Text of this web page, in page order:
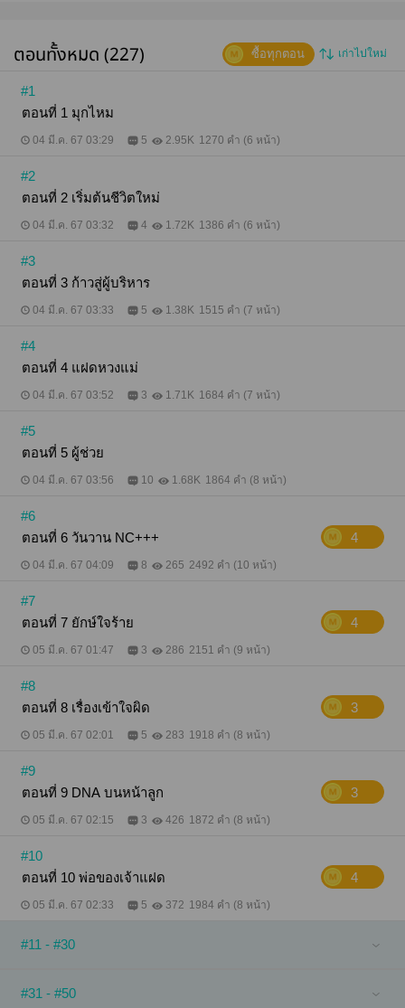
อีก เมฆกับหมอกโดนแม่มุกดุทีไร ปวดหัว เจ็บหัวทุกที”
“ใช่ๆ ยิ่งตอนถูกทำโทษไม่ให้หมอกเล่นโทรศัพท์นะ หมอก
ให้กับความช่างพูดของเด็กชายตัวน้อยทั้งสอง “คุยเยอะ
โต ส่วนหมอกนั่งข้างขวา วรามองลูกชายสลับกันไปมา
เริ่มตอบคำถาม เริ่มจากเมฆ “แม่มุกไม่ดุเยอะ” “แม่มุก
แม่มุก แต่ยักษ์ดื้อด้วยใช่ไหม ถึงโดนแม่มุกดุ” “หรือว่า
รานึกถึงเรื่องคืนนั้น คืนที่เขาซุกซนบนผิวเนื้อเนียน ดื้อดึง
ทำให้เขายิ้มออกมา “ยักษ์จะยิ้มทำไม ห้ามยิ้มตอนพูดถึง
ต้องกำลังคิดอะไรกับแม่เป็นแน่ “ที่วันนี้ยอมคุยดีกับลุง
เพราะจะมาโอ๋ลุงที่โดนแม่มุกดุงั้นเหรอ” “สงสาร เลยมา
โอ๋หรอก โอ๋วันเดียว วันอื่นไม่โอ๋” หมอกเป็นคนตอบ “นี่
เท่านั้น วันอื่นไม่ยอมให้มาจีบแม่มุกของตัวเองแล้ว
สวย “มีผู้ชายมาจีบแม่มุกเยอะเหรอ” “เยอะ แม่มุกใส่เสื้อ
ตัวเอง “ยักษ์พูดถูกใจ เมฆอยากเอานิ้วจิ้มตาให้บอดเลย”
เมฆถูกอกถูกใจ เข้ากับคนตัวโตเป็นปี่เป็นขลุ่ย เช่นเดียว
กับหมอก “หมอกก็อยากต่อยตาให้หลุดเลย ผู้ชายชอบ
ไม่ให้แม่มุกมีแฟน” เมฆกับหมอกย้ำเตือนว่าคนตัวโตก็
ห้ามมองแม่ของตัวเองเช่นกัน “ทำไมเมฆกับหมอกถึงไม่
อยากให้แม่มุกมีแฟนล่ะ” “สัญญาแล้ว” “สัญญา?” “สัญญา
ว่าจะรักกันสามคน ไม่รักคนอื่น” “รักน้าแพทได้อีกคน คน
ไกล เรียกความสนใจของเด็กน้อยไปจนหมด “กินสิ”
“หมอกเรียกรถไอติมให้ …ไอติมครับ ไอติม” หมอก
กระโดดลงจากเก้าอี้ วิ่งไปรอเรียกรถไอศกรีม “ไปเร็ว”
เดียวกัน “เมฆเอาอันนี้ ยักษ์เอาอันไหน” เมฆเลือก
ไอศกรีมแบบถ้วยรสคุกกี้แอนด์ครีม “อันนี้ครับ” วราเลือก
ไอศกรีมแบบโคนรสสตรอว์เบอร์รี่ “ชอบกินเหมือนแม่มุก
จ่ายตังค์สิ” “อ้าว ไหนบอกจะเลี้ยงกันไง” “เมฆบอกว่าจะ
เลี้ยง แต่เมฆไม่ได้บอกว่าจะจ่ายตังค์นี่ แล้วเมฆก็ไม่มี
ตังค์ด้วย” “ลุงก็ไม่มีตังค์ด้วยสิ” ด้วยรีบออกมาจากบริษัท
ทำให้วราไม่ได้หยิบกระเป๋าสตางค์ที่อยู่ในห้องทำงานมา
ตอนทั้งหมด (227) เก่าไปใหม่
ซื้อทุกตอน
#1
ตอนที่ 1 มุกไหม
04 มี.ค. 67 03:29 5 2.95K 1270 คำ (6 หน้า)
#2
ตอนที่ 2 เริ่มต้นชีวิตใหม่
04 มี.ค. 67 03:32 4 1.72K 1386 คำ (6 หน้า)
#3
ตอนที่ 3 ก้าวสู่ผู้บริหาร
04 มี.ค. 67 03:33 5 1.38K 1515 คำ (7 หน้า)
#4
ตอนที่ 4 แฝดหวงแม่
04 มี.ค. 67 03:52 3 1.71K 1684 คำ (7 หน้า)
#5
ตอนที่ 5 ผู้ช่วย
04 มี.ค. 67 03:56 10 1.68K 1864 คำ (8 หน้า)
#6
ตอนที่ 6 วันวาน NC+++
4
04 มี.ค. 67 04:09 8 265 2492 คำ (10 หน้า)
#7
ตอนที่ 7 ยักษ์ใจร้าย
4
05 มี.ค. 67 01:47 3 286 2151 คำ (9 หน้า)
#8
ตอนที่ 8 เรื่องเข้าใจผิด
3
05 มี.ค. 67 02:01 5 283 1918 คำ (8 หน้า)
#9
ตอนที่ 9 DNA บนหน้าลูก
3
05 มี.ค. 67 02:15 3 426 1872 คำ (8 หน้า)
#10
ตอนที่ 10 พ่อของเจ้าแฝด
4
05 มี.ค. 67 02:33 5 372 1984 คำ (8 หน้า)
#11 - #30
#31 - #50